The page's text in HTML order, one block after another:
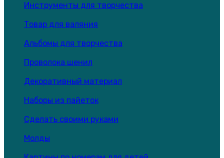
Инструменты для творчества
Товар для валяния
Альбомы для творчества
Проволока шенил
Декоративный материал
Наборы из пайеток
Сделать своими руками
Молды